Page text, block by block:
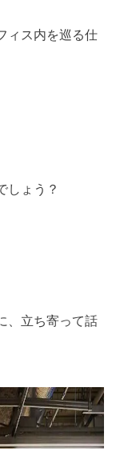
ィス内を巡る仕
しょう？
、立ち寄って話